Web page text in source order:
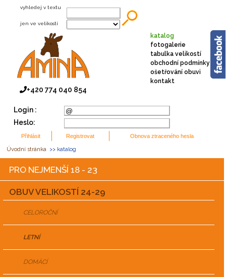
+420 774 040 854
vyhledej v textu
jen ve velikosti
Login :
Heslo:
Úvodní stránka >> katalog
katalog
fotogalerie
tabulka velikostí
obchodní podmínky
ošetřování obuvi
kontakt
PRO NEJMENŠÍ 18 - 23
OBUV VELIKOSTÍ 24-29
CELOROČNÍ
LETNÍ
DOMÁCÍ